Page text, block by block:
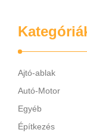
Ajtó-ablak
Autó-Motor
Egyéb
Építkezés